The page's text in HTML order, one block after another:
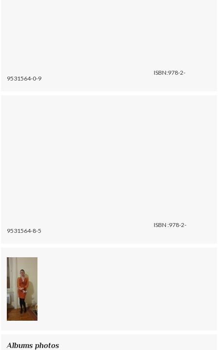
ISBN:978-2-
9531564-0-9
ISBN :978-2-
9531564-8-5
Albums photos